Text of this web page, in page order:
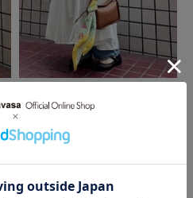
た コーディネート